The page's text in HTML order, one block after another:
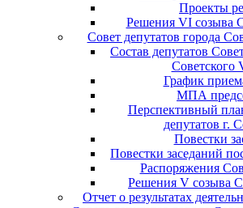
Проекты
Решения VI созыва
Совет депутатов города
Состав депутатов
Советского
График
МПА
Перспективный
депутатов г.
Повестки
Повестки заседаний
Распоряжения
Решения V созыва
Отчет о результатах